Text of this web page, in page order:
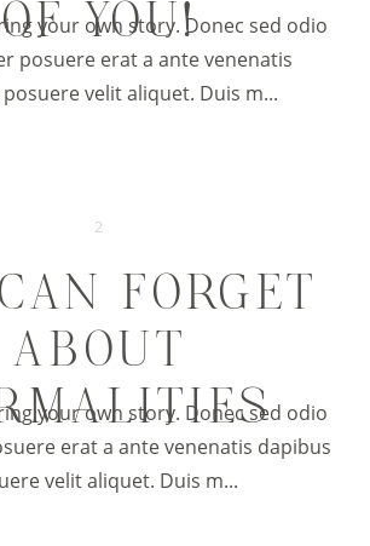
OF YOU!
your own story. Donec sed odio
posuere erat a ante venenatis
velit aliquet. Duis m...
2
your own story. Donec sed odio
erat a ante venenatis dapibus
velit aliquet. Duis m...
FORGET
ABOUT